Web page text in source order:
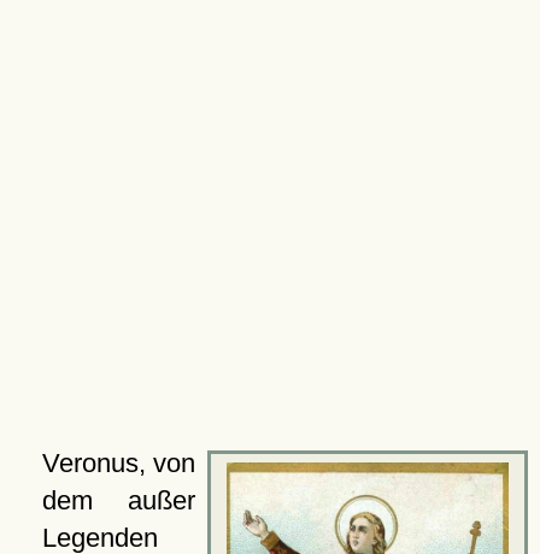
Veronus, von
dem außer
Legenden